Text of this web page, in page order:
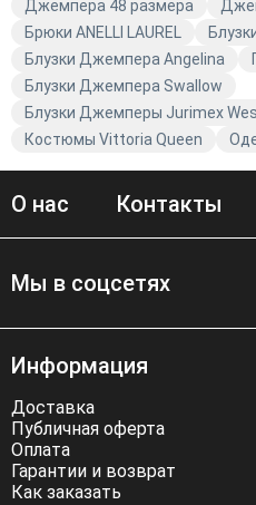
Джемпера 48 размера
Брюки ANELLI LAUREL
Блузки Джемпера Angelina
Блузки Джемпера Swallow
Блузки Джемперы Jurimex
Костюмы Vittoria Queen
О нас Контакты
Мы в соцсетях
Информация
Доставка
Публичная оферта
Оплата
Гарантии и возврат
Как заказать